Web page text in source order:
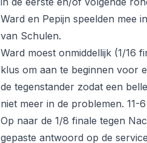
Ward en Pepijn speelden mee
van Schulen.
Ward moest onmiddellijk (1/16
klus om aan te beginnen voor
de tegenstander zodat een
niet meer in de problemen. 11-
Op naar de 1/8 finale tegen
gepaste antwoord op de